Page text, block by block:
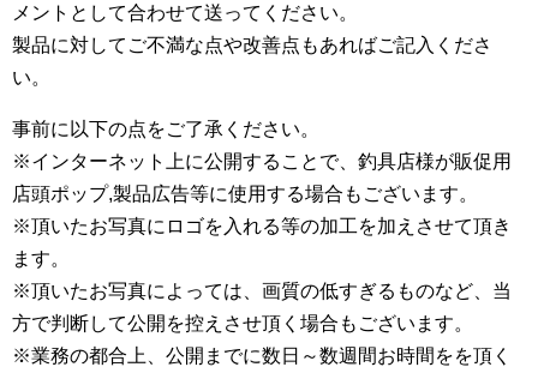
メントとして合わせて送ってください。
製品に対してご不満な点や改善点もあればご記入くださ
い。
事前に以下の点をご了承ください。
※インターネット上に公開することで、釣具店様が販促用
店頭ポップ,製品広告等に使用する場合もございます。
※頂いたお写真にロゴを入れる等の加工を加えさせて頂き
ます。
※頂いたお写真によっては、画質の低すぎるものなど、当
方で判断して公開を控えさせ頂く場合もございます。
※業務の都合上、公開までに数日～数週間お時間をを頂く